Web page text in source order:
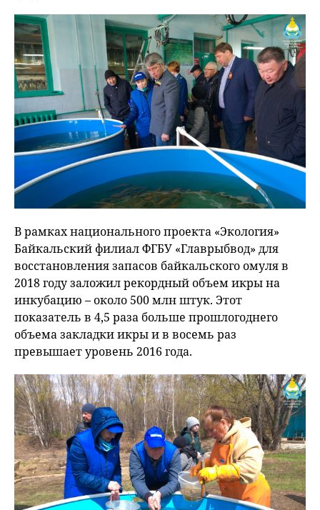
В рамках национального проекта «Экология»
Байкальский филиал ФГБУ «Главрыбвод» для
восстановления запасов байкальского омуля в
2018 году заложил рекордный объем икры на
инкубацию – около 500 млн штук. Этот
показатель в 4,5 раза больше прошлогоднего
объема закладки икры и в восемь раз
превышает уровень 2016 года.